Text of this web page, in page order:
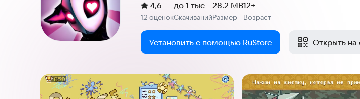
Рейтинг:
4,6
12 оценокСкачиваний
до 1 тыс
Размер
28.2 MB
Возраст
12+
Установить с помощью RuStore Открыть
Скриншоты